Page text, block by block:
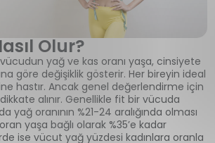
Olur?
yağ ve kas oranı yaşa, cinsiyete
göre değişiklik gösterir. Her bireyin ideal
hastır. Ancak genel değerlendirme için
alınır. Genellikle fit bir vücuda
yağ oranının %21-24 aralığında olması
yaşa bağlı olarak %35’e kadar
ise vücut yağ yüzdesi kadınlara oranla